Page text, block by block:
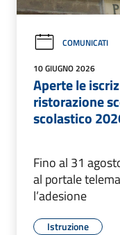
COMUNICATI
10 GIUGNO 2026
Aperte le
ristorazione
scolastico
Fino al 31
al portale
l’adesione
Istruzione